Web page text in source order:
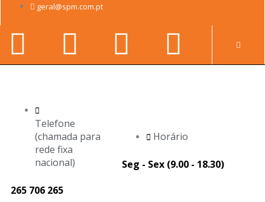
content
geral@spm.com.pt
Facebook-
f
Youtube
Linkedin-
in
Telefone
(chamada para
rede fixa
nacional)
265 706 265
Horário
Seg - Sex (9.00 - 18.30)